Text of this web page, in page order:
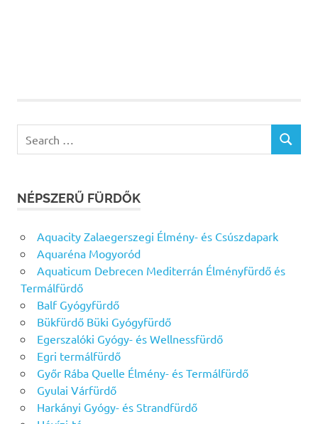
for:
SEARCH
NÉPSZERŰ FÜRDŐK
Aquacity Zalaegerszegi Élmény- és Csúszdapark
Aquaréna Mogyoród
Aquaticum Debrecen Mediterrán Élményfürdő és
Termálfürdő
Balf Gyógyfürdő
Bükfürdő Büki Gyógyfürdő
Egerszalóki Gyógy- és Wellnessfürdő
Egri termálfürdő
Győr Rába Quelle Élmény- és Termálfürdő
Gyulai Várfürdő
Harkányi Gyógy- és Strandfürdő